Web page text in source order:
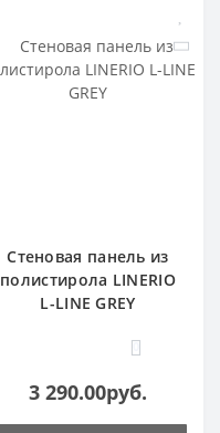
Стеновая панель из
полистирола LINERIO
L-LINE GREY
0
3 290.00руб.